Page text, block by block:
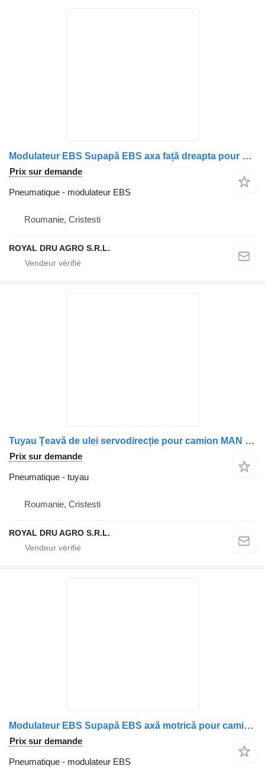
Modulateur EBS Supapă EBS axa față dreapta pour camion MAN 8152106/6047
Prix sur demande
Pneumatique - modulateur EBS
Roumanie, Cristesti
ROYAL DRU AGRO S.R.L.
Tuyau Țeavă de ulei servodirecție pour camion MAN 81473035319 / 8147303-5319 / 01931059776 / 0193105-9776 / 01931059006 / 0193105-9006
Prix sur demande
Pneumatique - tuyau
Roumanie, Cristesti
ROYAL DRU AGRO S.R.L.
Modulateur EBS Supapă EBS axă motrică pour camion MAN – Coduri: 81521066059, 81521066066, 81521066040, 81521066072, 81521069066
Prix sur demande
Pneumatique - modulateur EBS